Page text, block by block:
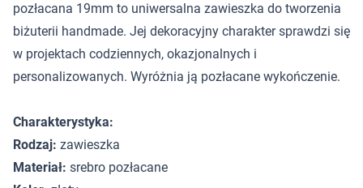
pozłacana 19mm to uniwersalna zawieszka do tworzenia
biżuterii handmade. Jej dekoracyjny charakter sprawdzi się
w projektach codziennych, okazjonalnych i
personalizowanych. Wyróżnia ją pozłacane wykończenie.
Charakterystyka:
Rodzaj: zawieszka
Materiał: srebro pozłacane